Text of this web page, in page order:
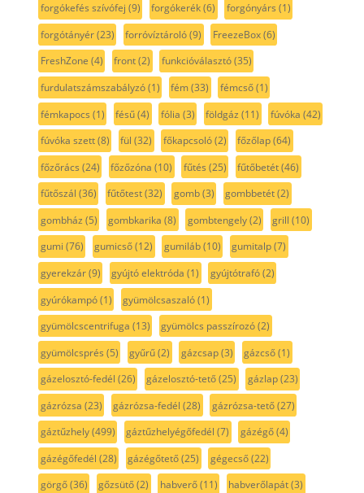
forgókefés szívófej (9) forgókerék(6) forgónyárs (1)
forgótányér(23) forróvíztároló(9) FreezeBox(6)
FreshZone (4) front(2) funkcióválasztó(35)
furdulatszámszabályzó(1) fém(33) fémcső(1)
fémkapocs (1) fésű(4) fólia (3) földgáz (11) fúvóka (42)
fúvóka szett(8) fül (32) főkapcsoló(2) főzőlap(64)
főzőrács (24) főzőzóna (10) fűtés (25) fűtőbetét(46)
fűtőszál (36) fűtőtest(32) gomb(3) gombbetét(2)
gombház (5) gombkarika (8) gombtengely(2) grill (10)
gumi (76) gumicső(12) gumiláb(10) gumitalp(7)
gyerekzár(9) gyújtó elektróda (1) gyújtótrafó(2)
gyúrókampó(1) gyümölcsaszaló(1)
gyümölcscentrifuga (13) gyümölcs passzírozó(2)
gyümölcsprés (5) gyűrű(2) gázcsap(3) gázcső(1)
gázelosztó-fedél (26) gázelosztó-tető(25) gázlap(23)
gázrózsa (23) gázrózsa-fedél (28) gázrózsa-tető(27)
gáztűzhely(499) gáztűzhelyégőfedél (7) gázégő(4)
gázégőfedél (28) gázégőtető(25) gégecső(22)
görgő(36) gőzsütő(2) habverő(11) habverőlapát(3)